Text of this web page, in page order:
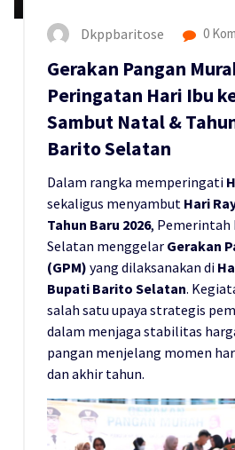
Dkppbaritose 0
Gerakan Pangan
Peringatan Hari Ibu
Sambut Natal &
Barito Selatan
Dalam rangka memperingati
sekaligus menyambut Hari
Tahun Baru 2026, Pemerintah
Selatan menggelar Gerakan
(GPM) yang dilaksanakan di
Bupati Barito Selatan.
salah satu upaya strategis
dalam menjaga stabilitas
pangan menjelang momen
dan akhir tahun.